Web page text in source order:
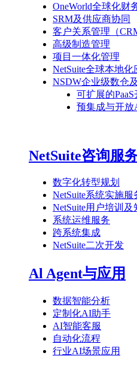
OneWorld全球化财
SRM及供应商协同
客户关系管理（
高级制造管理
项目一体化管理
NetSuite全球本地化
NSDW企业级数仓
可扩展的PaaS
预集成与开放
NetSuite咨询服
数字化转型规划
NetSuite系统实施服
NetSuite用户培训及
系统运维服务
跨系统集成
NetSuite二次开发
Al Agent与应用
数据智能分析
定制化AI助手
AI智能客服
自动化流程
行业AI场景应用